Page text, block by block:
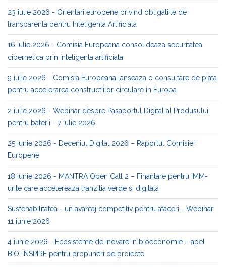
23 iulie 2026 - Orientari europene privind obligatiile de
transparenta pentru Inteligenta Artificiala
16 iulie 2026 - Comisia Europeana consolideaza securitatea
cibernetica prin inteligenta artificiala
9 iulie 2026 - Comisia Europeana lanseaza o consultare de piata
pentru accelerarea constructiilor circulare in Europa
2 iulie 2026 - Webinar despre Pasaportul Digital al Produsului
pentru baterii - 7 iulie 2026
25 iunie 2026 - Deceniul Digital 2026 – Raportul Comisiei
Europene
18 iunie 2026 - MANTRA Open Call 2 – Finantare pentru IMM-
urile care accelereaza tranzitia verde si digitala
Sustenabilitatea - un avantaj competitiv pentru afaceri - Webinar
11 iunie 2026
4 iunie 2026 - Ecosisteme de inovare in bioeconomie – apel
BIO-INSPIRE pentru propuneri de proiecte